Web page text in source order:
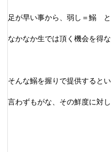
足が早い事から、弱し＝鰯
なかなか生では頂く機会を得
そんな鰯を握りで提供すると
言わずもがな、その鮮度に対